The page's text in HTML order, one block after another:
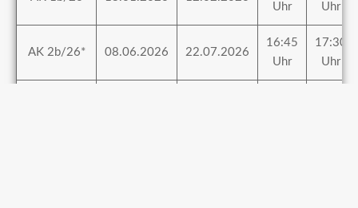
Uhr
Uhr
AK 2b/26* 08.06.2026 22.07.2026
16:45
Uhr
17:30
Uhr